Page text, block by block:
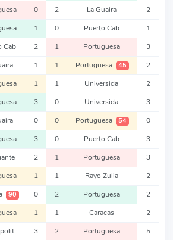
0 2 La Guaira 2
1 0 Puerto Cab 1
Cab 2 1 Portuguesa 3
1 1 Portuguesa 45 2
1 1 Universida 2
3 0 Universida 3
0 0 Portuguesa 54 0
3 0 Puerto Cab 3
2 1 Portuguesa 3
1 1 Rayo Zulia 2
90 0 2 Portuguesa 2
1 1 Caracas 2
3 2 Portuguesa 5